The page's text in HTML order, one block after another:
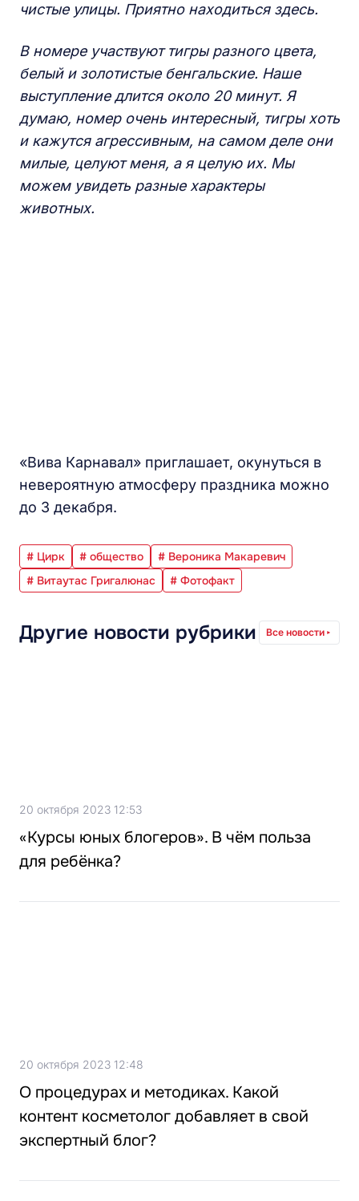
чистые улицы. Приятно находиться здесь.
В номере участвуют тигры разного цвета,
белый и золотистые бенгальские. Наше
выступление длится около 20 минут. Я
думаю, номер очень интересный, тигры хоть
и кажутся агрессивным, на самом деле они
милые, целуют меня, а я целую их. Мы
можем увидеть разные характеры
животных.
«Вива Карнавал» приглашает, окунуться в
невероятную атмосферу праздника можно
до 3 декабря.
# Цирк # общество
# Вероника Макаревич
# Витаутас Григалюнас
# Фотофакт
Другие новости рубрики Все новости
20 октября 2023 12:53
«Курсы юных блогеров». В чём польза
для ребёнка?
20 октября 2023 12:48
О процедурах и методиках. Какой
контент косметолог добавляет в свой
экспертный блог?